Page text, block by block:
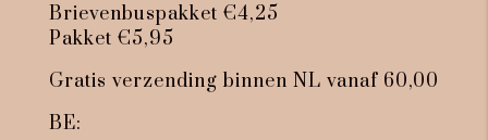
Brievenbuspakket €4,25
Pakket €5,95
Gratis verzending binnen NL vanaf 60,00
BE: